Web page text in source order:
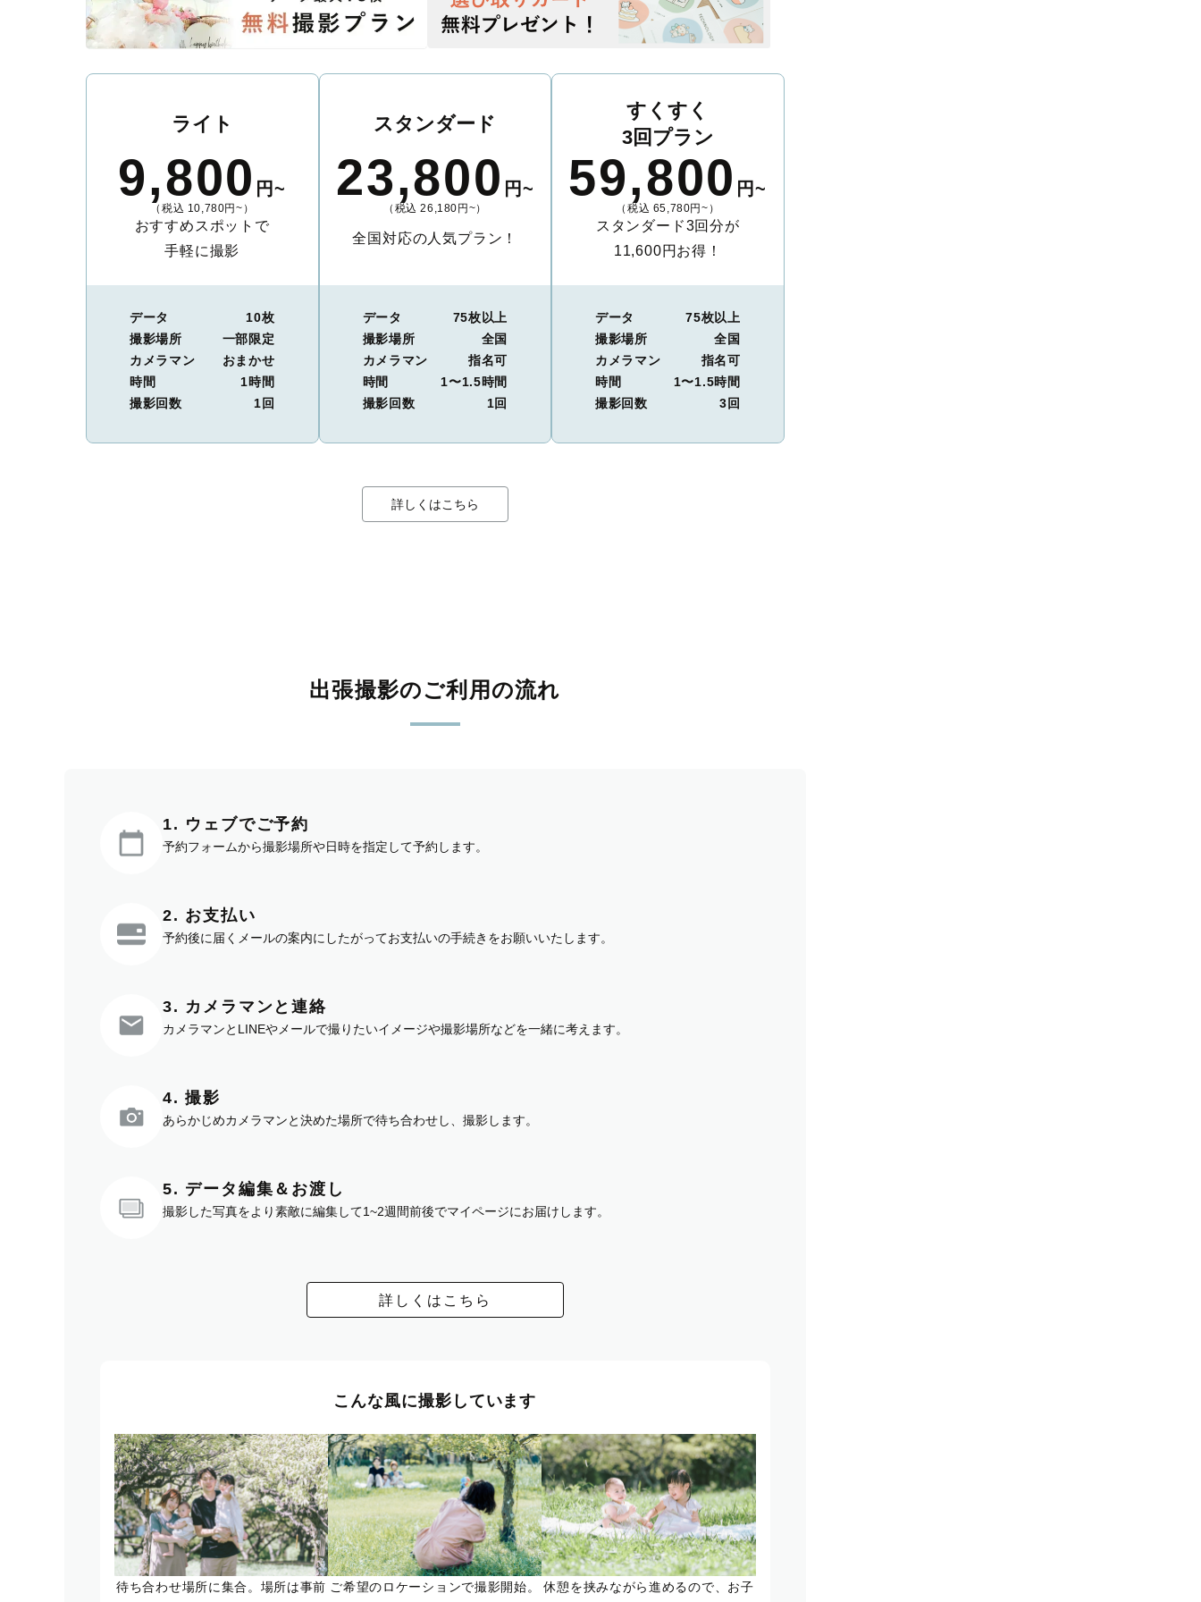
ライト
9,800 円~
（税込 10,780円~）
おすすめスポットで
手軽に撮影
データ
10枚
撮影場所
一部限定
カメラマン
おまかせ
時間
1時間
撮影回数
1回
スタンダード
23,800 円~
（税込 26,180円~）
全国対応の人気プラン！
データ
75枚以上
撮影場所
全国
カメラマン
指名可
時間
1〜1.5時間
撮影回数
1回
すくすく
3回プラン
59,800 円~
（税込 65,780円~）
スタンダード3回分が
11,600円お得！
データ
75枚以上
撮影場所
全国
カメラマン
指名可
時間
1〜1.5時間
撮影回数
3回
詳しくはこちら
出張撮影のご利用の流れ
1. ウェブでご予約
予約フォームから撮影場所や日時を指定して予約します。
2. お支払い
予約後に届くメールの案内にしたがってお支払いの手続きをお願いいたします。
3. カメラマンと連絡
カメラマンとLINEやメールで撮りたいイメージや撮影場所などを一緒に考えます。
4. 撮影
あらかじめカメラマンと決めた場所で待ち合わせし、撮影します。
5. データ編集＆お渡し
撮影した写真をより素敵に編集して1~2週間前後でマイページにお届けします。
詳しくはこちら
こんな風に撮影しています
待ち合わせ場所に集合。場所は事前 ご希望のロケーションで撮影開始。
休憩を挟みながら進めるので、お子